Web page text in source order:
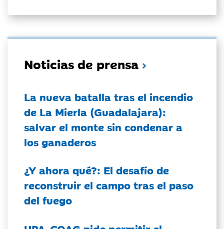
Noticias de prensa
La nueva batalla tras el incendio
de La Mierla (Guadalajara):
salvar el monte sin condenar a
los ganaderos
¿Y ahora qué?: El desafío de
reconstruir el campo tras el paso
del fuego